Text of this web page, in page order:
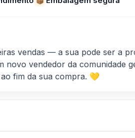
vendas — a sua pode ser a
novo vendedor da comunidade
fim da sua compra. 💛